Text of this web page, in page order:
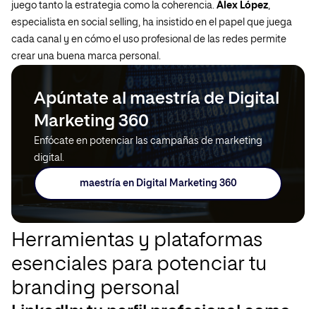
juego tanto la estrategia como la coherencia. Alex López,
especialista en social selling, ha insistido en el papel que juega
cada canal y en cómo el uso profesional de las redes permite
crear una buena marca personal.
Apúntate al maestría de Digital
Marketing 360
Enfócate en potenciar las campañas de marketing
digital.
maestría en Digital Marketing 360
Herramientas y plataformas
esenciales para potenciar tu
branding personal